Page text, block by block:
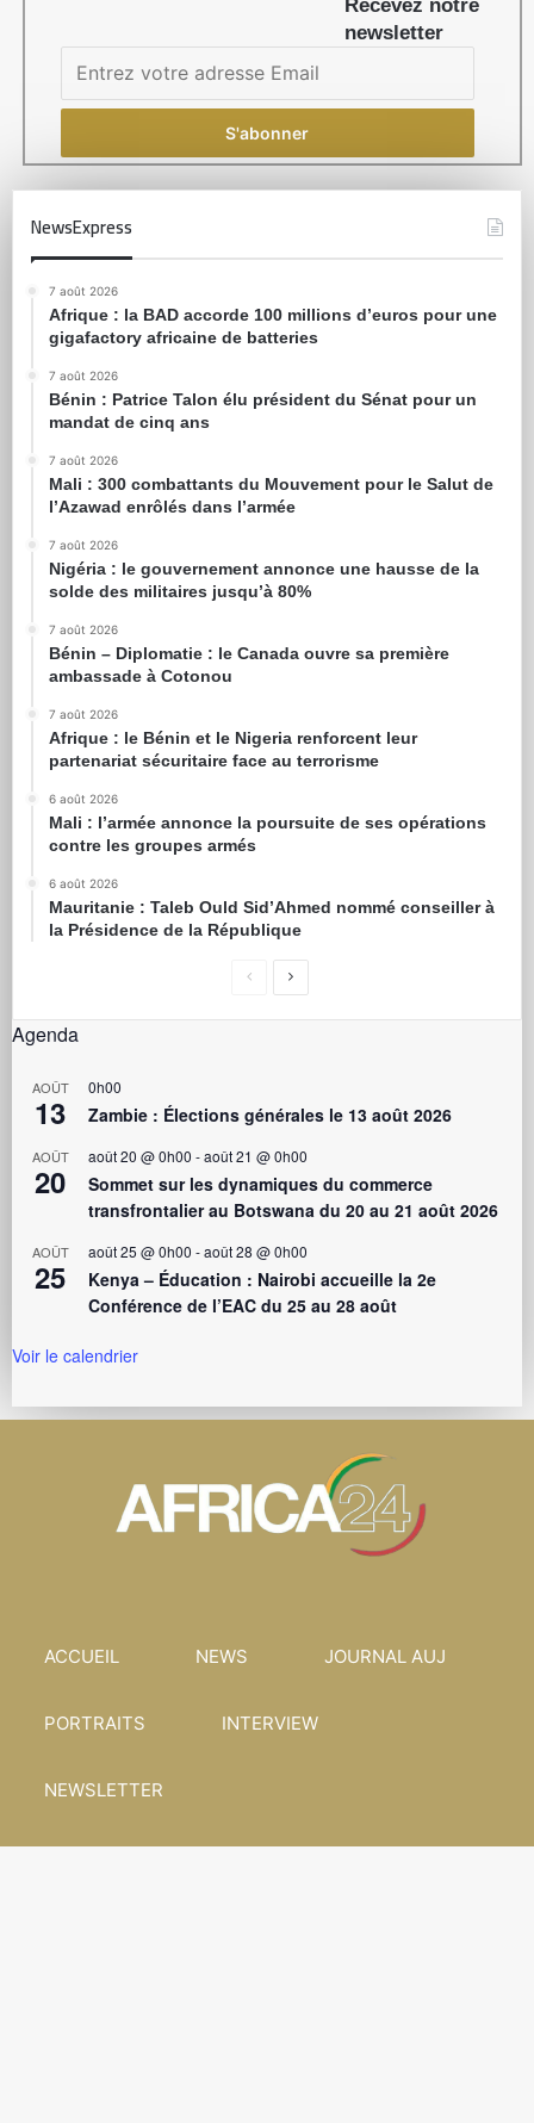
Recevez notre
newsletter
NewsExpress
7 août 2026
Afrique : la BAD accorde 100 millions d’euros pour une
gigafactory africaine de batteries
7 août 2026
Bénin : Patrice Talon élu président du Sénat pour un
mandat de cinq ans
7 août 2026
Mali : 300 combattants du Mouvement pour le Salut de
l’Azawad enrôlés dans l’armée
7 août 2026
Nigéria : le gouvernement annonce une hausse de la
solde des militaires jusqu’à 80%
7 août 2026
Bénin – Diplomatie : le Canada ouvre sa première
ambassade à Cotonou
7 août 2026
Afrique : le Bénin et le Nigeria renforcent leur
partenariat sécuritaire face au terrorisme
6 août 2026
Mali : l’armée annonce la poursuite de ses opérations
contre les groupes armés
6 août 2026
Mauritanie : Taleb Ould Sid’Ahmed nommé conseiller à
la Présidence de la République
Agenda
AOÛT
13
0h00
Zambie : Élections générales le 13 août 2026
AOÛT
20
août 20 @ 0h00 -août 21 @ 0h00
Sommet sur les dynamiques du commerce
transfrontalier au Botswana du 20 au 21 août 2026
AOÛT
25
août 25 @ 0h00 -août 28 @ 0h00
Kenya – Éducation : Nairobi accueille la 2e
Conférence de l’EAC du 25 au 28 août
Voir le calendrier
ACCUEIL NEWS JOURNAL AUJ
PORTRAITS INTERVIEW
NEWSLETTER